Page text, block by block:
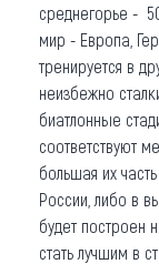
среднегорье -
мир - Европа,
тренируется в
неизбежно
биатлонные
соответствуют
большая их
России, либо в
будет построен
стать лучшим в